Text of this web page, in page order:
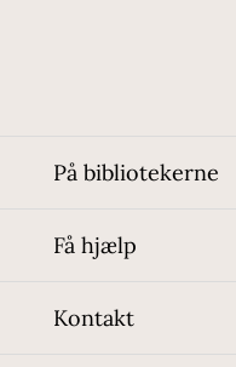
På bibliotekerne
Få hjælp
Kontakt